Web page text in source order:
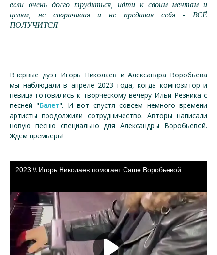
если очень долго трудиться, идти к своим мечтам и
целям, не сворачивая и не предавая себя - ВСЁ
ПОЛУЧИТСЯ
Впервые дуэт Игорь Николаев и Александра Воробьева
мы наблюдали в апреле 2023 года, когда композитор и
певица готовились к творческому вечеру Ильи Резника с
песней "Балет". И вот спустя совсем немного времени
артисты продолжили сотрудничество. Авторы написали
новую песню специально для Александры Воробьевой.
Ждём премьеры!